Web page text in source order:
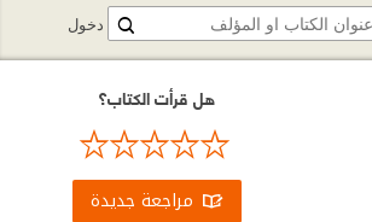
هل قرأت الكتاب؟
مراجعة جديدة
دخول